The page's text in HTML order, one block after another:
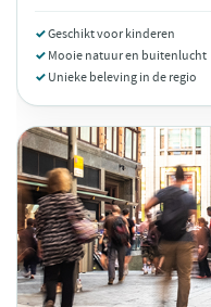
Geschikt voor kinderen
Mooie natuur en buitenlucht
Unieke beleving in de regio